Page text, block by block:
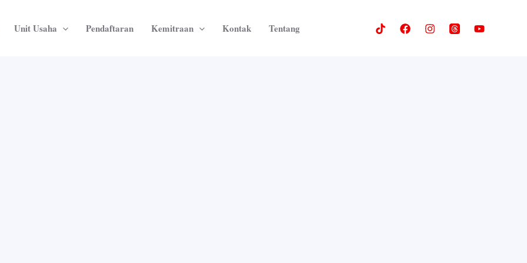
Unit Usaha Pendaftaran Kemitraan Kontak Tentang